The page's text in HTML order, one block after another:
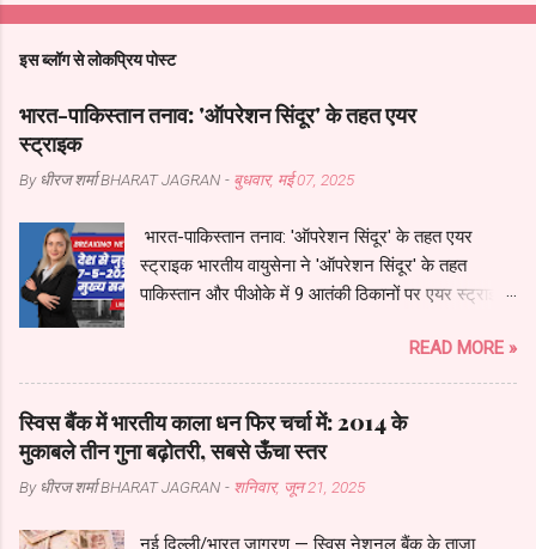
इस ब्लॉग से लोकप्रिय पोस्ट
भारत-पाकिस्तान तनाव: 'ऑपरेशन सिंदूर' के तहत एयर
स्ट्राइक
By धीरज शर्माBHARAT JAGRAN - बुधवार, मई 07, 2025
भारत-पाकिस्तान तनाव: 'ऑपरेशन सिंदूर' के तहत एयर
स्ट्राइक भारतीय वायुसेना ने 'ऑपरेशन सिंदूर' के तहत
पाकिस्तान और पीओके में 9 आतंकी ठिकानों पर एयर स्ट्राइक
में लश्कर-ए-तैयबा और जैश-ए-मोहम्मद जैसे संगठनों के
ठिकानों को निशाना बनाया गया। पाकिस्तान में लाहौर, कराची
और सियालकोट एयरपोर्ट्स को बंद कर दिया गया है, और
भारतीय वायुसेना को हाई अलर्ट पर रखा गया है। प्रधानमंत्री
नरेंद्र मोदी ने राष्ट्रीय सुरक्षा सलाहकार अजीत डोभाल और
अन्य वरिष्ठ अधिकारियों के साथ बैठक की, और आज सुबह 11
READ MORE »
स्विस बैंक में भारतीय काला धन फिर चर्चा में: 2014 के
मुकाबले तीन गुना बढ़ोतरी, सबसे ऊँचा स्तर
By धीरज शर्माBHARAT JAGRAN - शनिवार, जून 21, 2025
नई दिल्ली/भारत जागरण — स्विस नेशनल बैंक के ताज़ा